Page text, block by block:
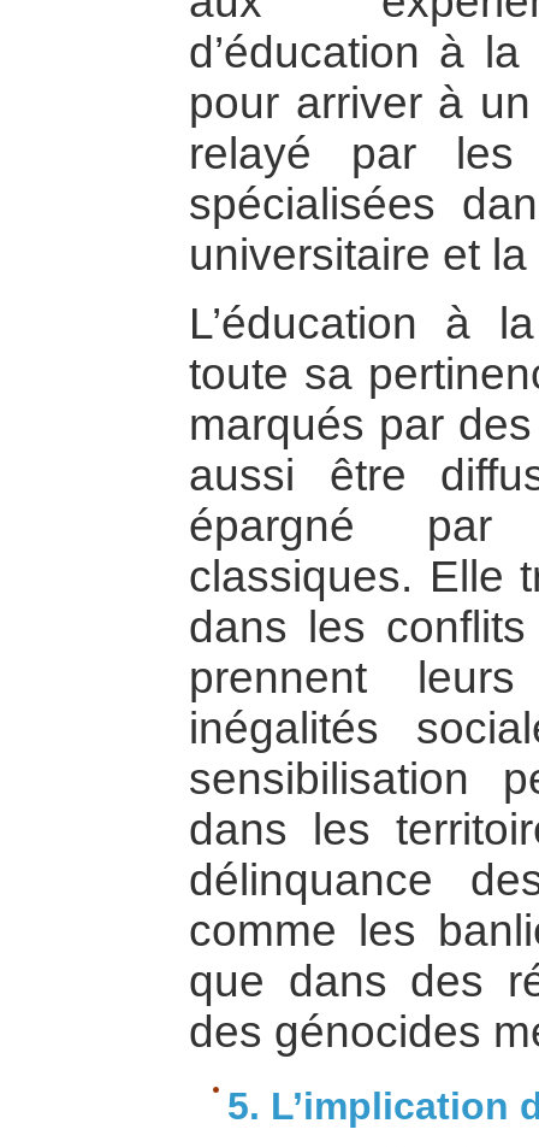
d’éducation à
pour arriver à
relayé par les
spécialisées
universitaire et
L’éducation à
toute sa
marqués par
aussi être
épargné par
classiques. Elle
dans les
prennent
inégalités
sensibilisation
dans les
délinquance
comme les
que dans des
des génocides
5. L’implication